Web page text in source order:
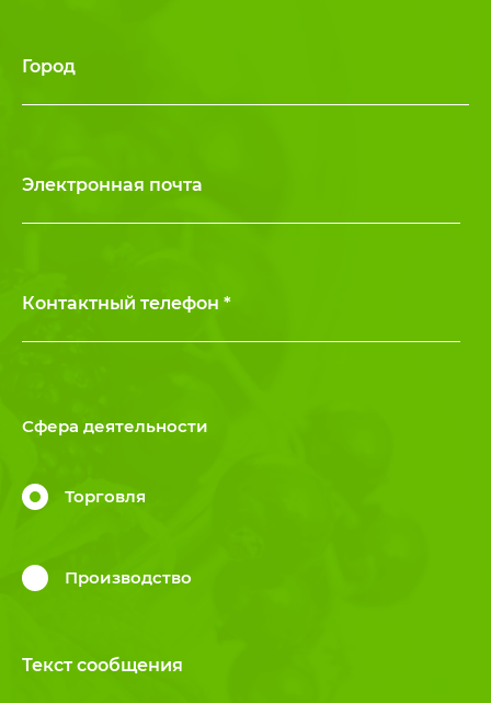
Город
Электронная почта
Контактный телефон *
Сфера деятельности
Торговля
Производство
Текст сообщения